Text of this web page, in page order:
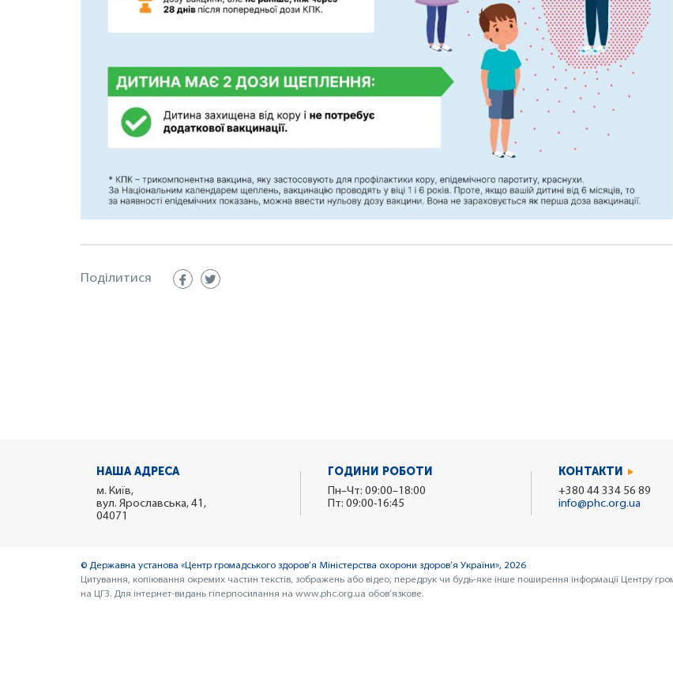
Поділитися
НАША АДРЕСА
м. Київ,
вул. Ярославська, 41,
04071
ГОДИНИ РОБОТИ
Пн–Чт: 09:00–18:00
Пт: 09:00-16:45
КОНТАКТИ
+380 44 334 56 89
info@phc.org.ua
© Державна установа «Центр громадського здоров’я Міністерства охорони здоров’я України», 2026
Цитування, копіювання окремих частин текстів, зображень або відео, передрук чи будь-яке інше поширення інформації Центру
на ЦГЗ. Для інтернет-видань гіперпосилання на www.phc.org.ua обов’язкове.